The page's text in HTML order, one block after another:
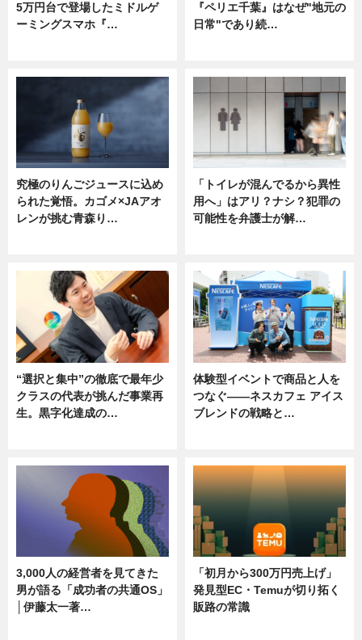
5万円台で登場したミドルゲ
ーミングスマホ『…
『ペリエ千葉』はなぜ"地元の
日常"であり続…
究極のりんごジュースに込め
られた覚悟。カゴメ×JAアオ
レンが挑む青森り…
「トイレが混んでるから異性
用へ」はアリ？ナシ？犯罪の
可能性を弁護士が解…
“選択と集中”の徹底で最年少
クラスの代表が挑んだ事業再
生。黒字化達成の…
体験型イベントで商品と人を
つなぐ――ネスカフェ アイス
ブレンドの戦略と…
3,000人の経営者を見てきた
男が語る「成功者の共通OS」
│伊藤太一著…
「初月から300万円売上げ」
発見型EC・Temuが切り拓く
販路の常識